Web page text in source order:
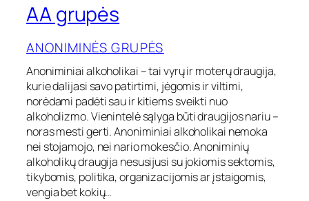
A
A
g
r
u
p
ė
s
AA grupės
ANONIMINĖS GRUPĖS
Anoniminiai alkoholikai – tai vyrų ir moterų draugija,
kurie dalijasi savo patirtimi, jėgomis ir viltimi,
norėdami padėti sau ir kitiems sveikti nuo
alkoholizmo. Vienintelė sąlyga būti draugijos nariu –
noras mesti gerti. Anoniminiai alkoholikai nemoka
nei stojamojo, nei nario mokesčio. Anoniminių
alkoholikų draugija nesusijusi su jokiomis sektomis,
tikybomis, politika, organizacijomis ar įstaigomis,
vengia bet kokių…